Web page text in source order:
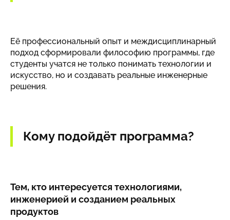
Её профессиональный опыт и междисциплинарный
подход сформировали философию программы, где
студенты учатся не только понимать технологии и
искусство, но и создавать реальные инженерные
решения.
Кому подойдёт программа?
Тем, кто интересуется технологиями,
инженерией и созданием реальных
продуктов